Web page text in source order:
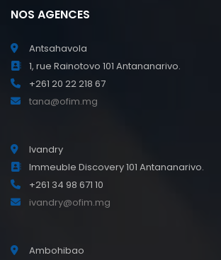
NOS AGENCES
Antsahavola
1, rue Rainotovo 101 Antananarivo.
+261 20 22 218 67
tana@ofim.mg
Ivandry
Immeuble Discovery 101 Antananarivo.
+261 34 98 671 10
ivandry@ofim.mg
Ambohibao